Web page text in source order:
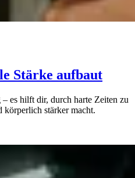
Stärke aufbaut
es hilft dir, durch harte Zeiten zu
körperlich stärker macht.